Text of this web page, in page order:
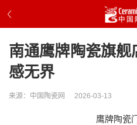
南通鹰牌陶瓷旗
感无界
来源：中国陶瓷网 2026-03-13
鹰牌陶瓷